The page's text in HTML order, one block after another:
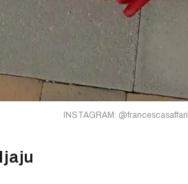
INSTAGRAM: @francescasaffari